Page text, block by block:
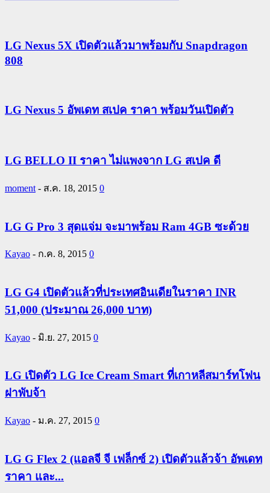
LG Nexus 5X เปิดตัวแล้วมาพร้อมกับ Snapdragon
808
LG Nexus 5 อัพเดท สเปค ราคา พร้อมวันเปิดตัว
LG BELLO II ราคา ไม่แพงจาก LG สเปค ดี
moment - ส.ค. 18, 2015 0
LG G Pro 3 สุดแจ่ม จะมาพร้อม Ram 4GB ซะด้วย
Kayao - ก.ค. 8, 2015 0
LG G4 เปิดตัวแล้วที่ประเทศอินเดียในราคา INR
51,000 (ประมาณ 26,000 บาท)
Kayao - มิ.ย. 27, 2015 0
LG เปิดตัว LG Ice Cream Smart ที่เกาหลีสมาร์ทโฟน
ฝาพับจ้า
Kayao - ม.ค. 27, 2015 0
LG G Flex 2 (แอลจี จี เฟล็กซ์ 2) เปิดตัวแล้วจ้า อัพเดท
ราคา และ...